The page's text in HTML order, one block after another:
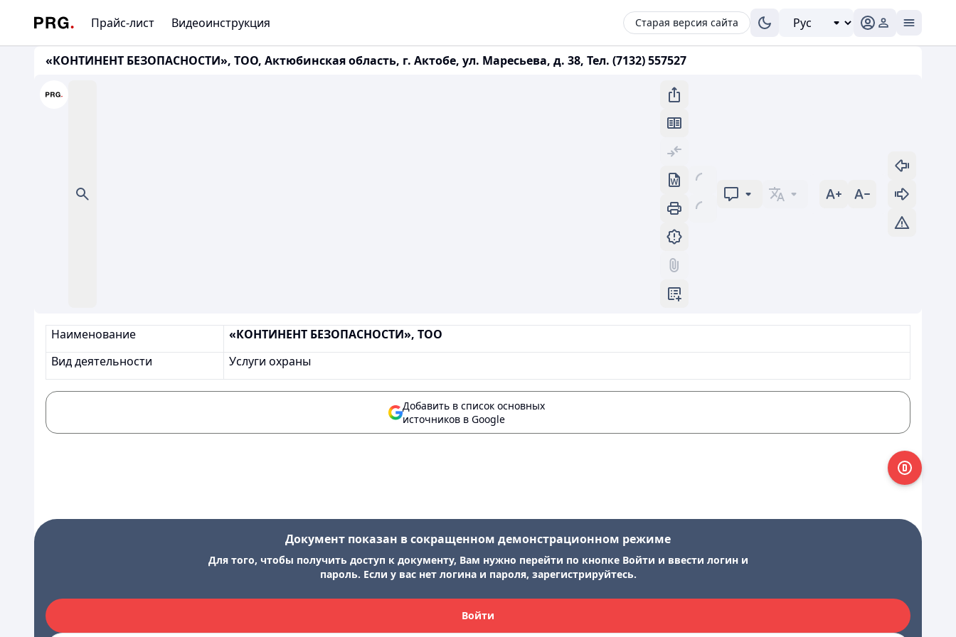
Прайс-лист Видеоинструкция Старая версия сайта
«КОНТИНЕНТ БЕЗОПАСНОСТИ», ТОО, Актюбинская область, г. Актобе, ул. Маресьева, д. 38, Тел. (7132) 557527
Наименование
«КОНТИНЕНТ БЕЗОПАСНОСТИ», ТОО
Вид деятельности
Услуги охраны
Добавить в список основных
источников в Google
Документ показан в сокращенном демонстрационном режиме
Для того, чтобы получить доступ к документу, Вам нужно перейти по кнопке Войти и ввести логин и
пароль. Если у вас нет логина и пароля, зарегистрируйтесь.
Войти